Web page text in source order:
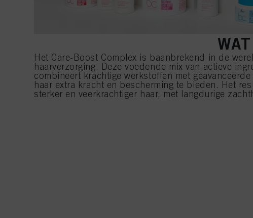
Het Care-Boost Complex is baanbrekend in de
haarverzorging. Deze voedende mix van actieve
combineert krachtige werkstoffen met
haar extra kracht en bescherming te bieden. Het
sterker en veerkrachtiger haar, met langdurige